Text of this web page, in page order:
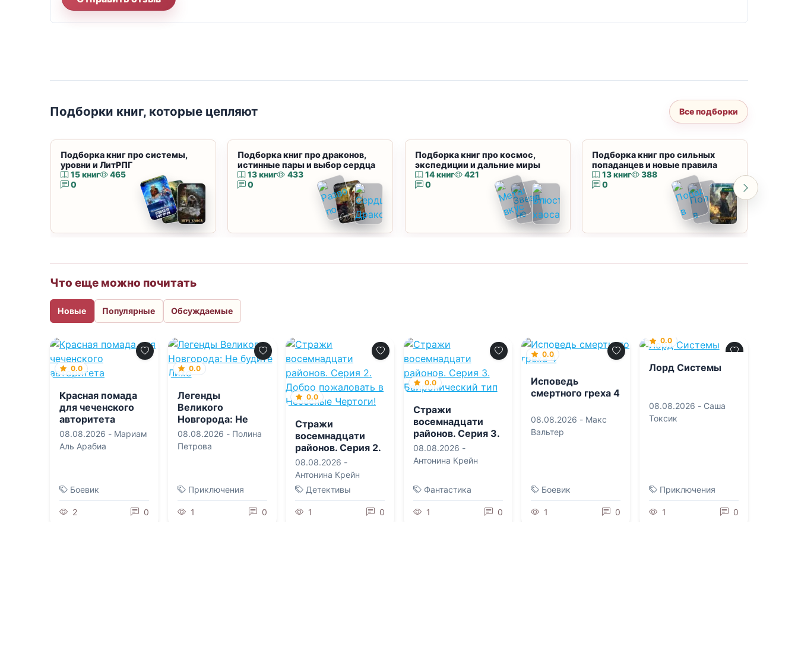
Подборки книг, которые цепляют Все подборки
Подборка книг про системы,
уровни и ЛитРПГ
15 книг
465
0
Подборка книг про драконов,
истинные пары и выбор сердца
13 книг
433
0
Подборка книг про космос,
экспедиции и дальние миры
14 книг
421
0
Подборка книг про сильных
попаданцев и новые правила
13 книг
388
0
Что еще можно почитать
Новые Популярные Обсуждаемые
0.0
Красная помада
для чеченского
авторитета
08.08.2026 - Мариам
Аль Арабиа
Боевик
2 0
0.0
Легенды
Великого
Новгорода: Не
будите Лихо
08.08.2026 - Полина
Петрова
Приключения
1 0
0.0
Стражи
восемнадцати
районов. Серия 2.
Добро
пожаловать в
Небесные
Чертоги!
08.08.2026 -
Антонина Крейн
Детективы
1 0
0.0
Стражи
восемнадцати
районов. Серия 3.
Байронический
тип
08.08.2026 -
Антонина Крейн
Фантастика
1 0
0.0
Исповедь
смертного греха 4
08.08.2026 - Макс
Вальтер
Боевик
1 0
0.0
Лорд Системы
08.08.2026 - Саша
Токсик
Приключения
1 0